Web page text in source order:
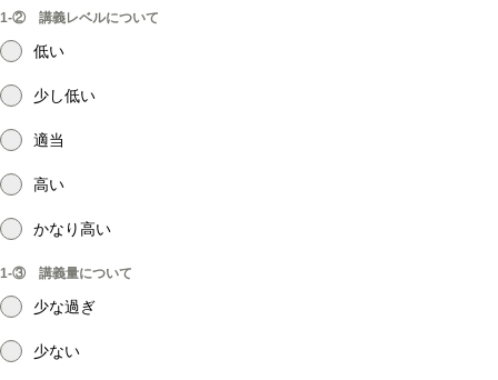
1-② 講義レベルについて
低い
少し低い
適当
高い
かなり高い
1-③ 講義量について
少な過ぎ
少ない